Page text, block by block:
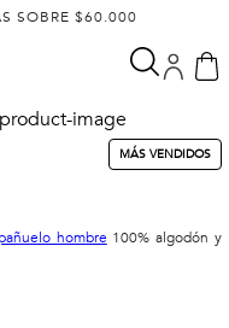
SOBRE $60.000
MÁS VENDIDOS
hombre 100% algodón y